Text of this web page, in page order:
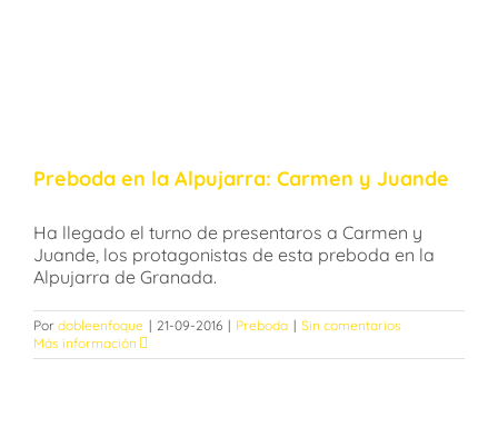
Preboda en la Alpujarra: Carmen y Juande
Ha llegado el turno de presentaros a Carmen y
Juande, los protagonistas de esta preboda en la
Alpujarra de Granada.
Por dobleenfoque | 21-09-2016 | Preboda | Sin comentarios
Más información